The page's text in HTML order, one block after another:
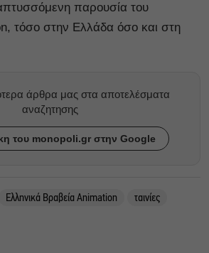
παρουσία του
τόσο στην Ελλάδα όσο και στη
άρθρα μας στα αποτελέσματα
αναζητησης
του monopoli.gr στην Google
Ελληνικά Βραβεία Animation ταινίες